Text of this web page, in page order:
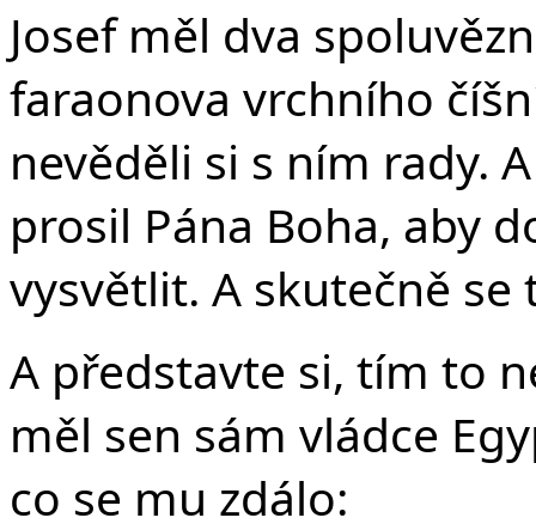
Josef měl dva
faraonova vrchního
nevěděli si s ním rady.
prosil Pána Boha, aby
vysvětlit. A skutečně
A představte si, tím to
měl sen sám vládce
co se mu zdálo: